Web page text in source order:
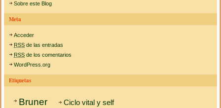
Sobre este Blog
Meta
Acceder
RSS de las entradas
RSS de los comentarios
WordPress.org
Etiquetas
Bruner Ciclo vital y self